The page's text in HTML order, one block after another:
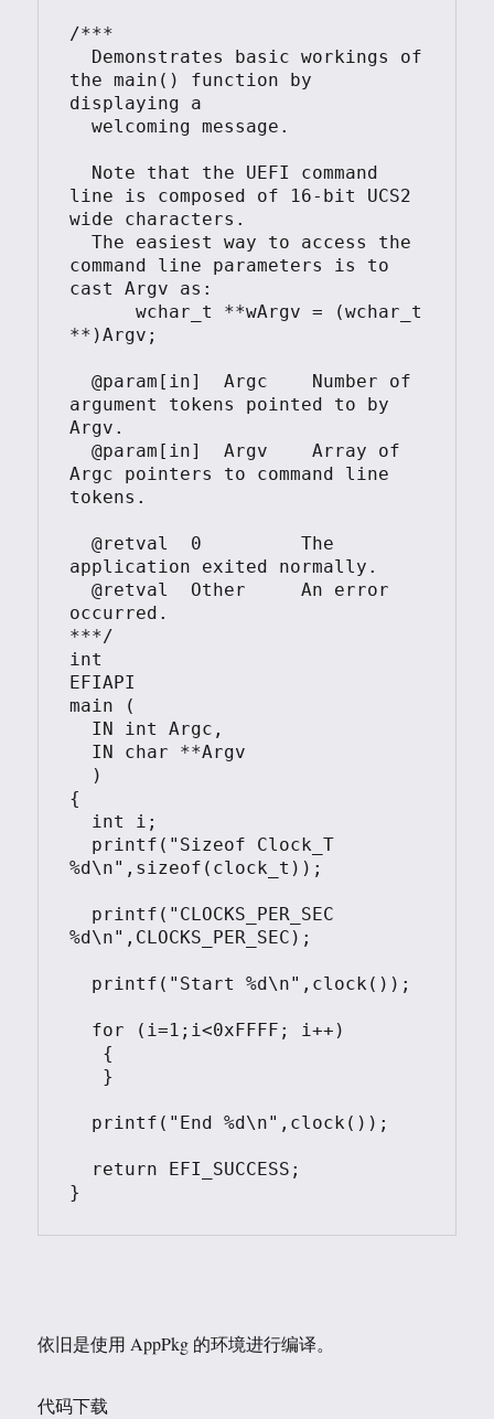
/***
the main() function by
displaying a
  welcoming message.
line is composed of 16-bit UCS2
wide characters.
  The easiest way to access the
command line parameters is to
cast Argv as:
      wchar_t **wArgv = (wchar_t
**)Argv;
  @param[in]  Argc    Number of
argument tokens pointed to by
Argv.
  @param[in]  Argv    Array of
Argc pointers to command line
tokens.
  @retval  0         The
application exited normally.
  @retval  Other     An error
occurred.
***/
int
EFIAPI
main (
{
%d\n",sizeof(clock_t));
%d\n",CLOCKS_PER_SEC);
依旧是使用 AppPkg 的环境进行编译。
代码下载